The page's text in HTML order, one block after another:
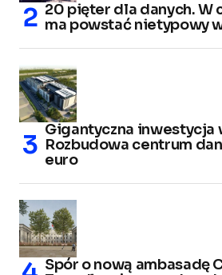
20 pięter dla danych. W
ma powstać nietypowy
Gigantyczna inwestycja
Rozbudowa centrum
euro
Spór o nową ambasadę